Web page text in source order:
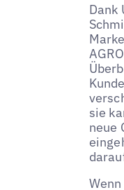
Dank
sie
neue